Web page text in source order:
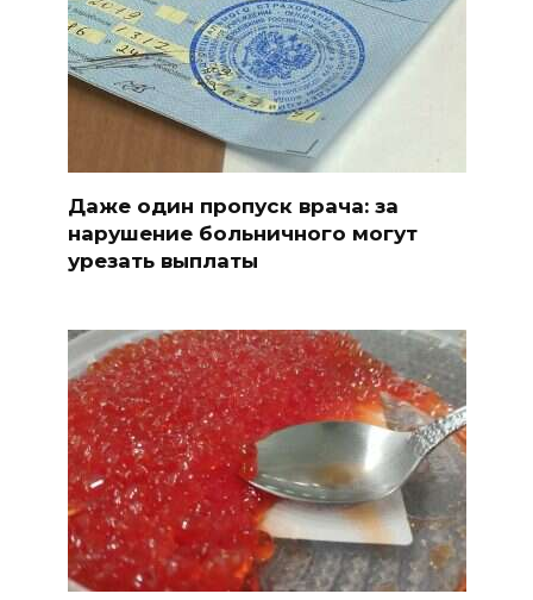
Даже один пропуск врача: за
нарушение больничного могут
урезать выплаты